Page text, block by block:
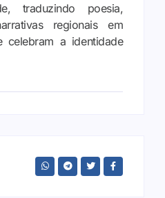
traduzindo poesia,
regionais em
a identidade